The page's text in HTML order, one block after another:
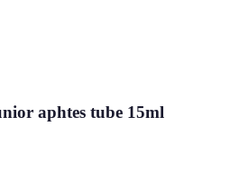
aphtes tube 15ml